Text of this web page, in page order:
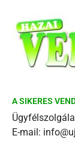
A SIKERES
E-mail: